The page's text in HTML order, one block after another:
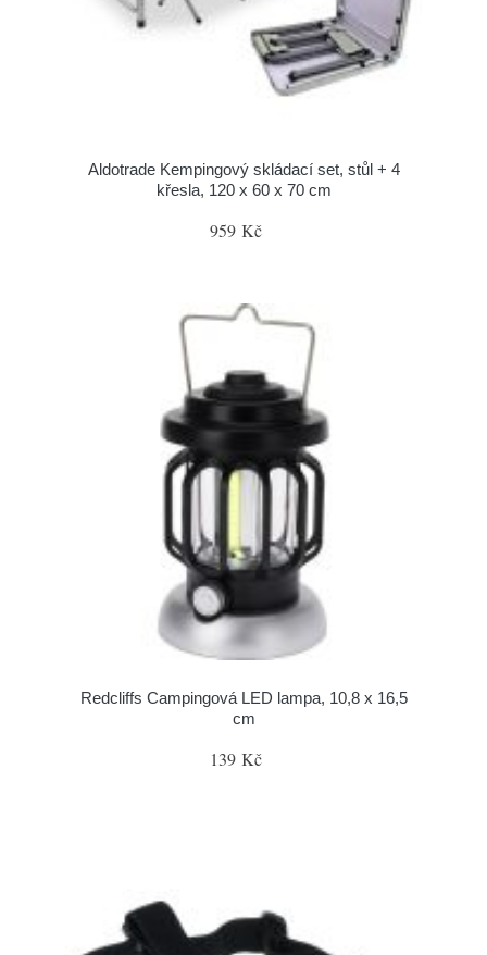
Aldotrade Kempingový skládací set, stůl + 4
křesla, 120 x 60 x 70 cm
959 Kč
Redcliffs Campingová LED lampa, 10,8 x 16,5
cm
139 Kč